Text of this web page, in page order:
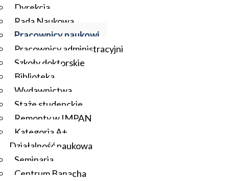
Dyrekcja
Rada Naukowa
Pracownicy naukowi
Pracownicy administracyjni
Szkoły doktorskie
Biblioteka
Wydawnictwa
Staże studenckie
Remonty w IMPAN
Kategoria A+
Działalność naukowa
Seminaria
Centrum Banacha